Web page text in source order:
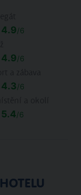
4.9/6
4.9/6
4.3/6
5.4/6